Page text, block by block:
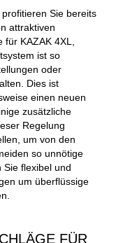
Sie bereits
attraktiven
KAZAK 4XL,
ist so
oder
Dies ist
einen neuen
zusätzliche
Regelung
um von den
so unnötige
Sie flexibel und
um überflüssige
FÜR